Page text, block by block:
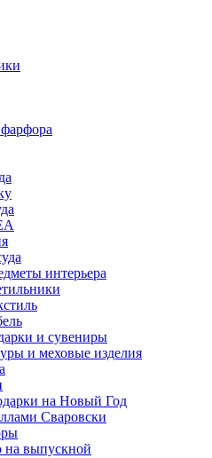
интерьера
и сувениры
и меховые изделия
на Новый Год
Сваровски
на выпускной